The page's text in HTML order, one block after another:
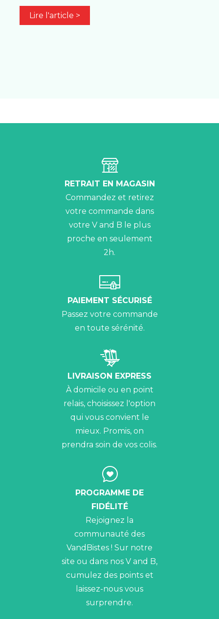
Lire l'article >
RETRAIT EN MAGASIN
Commandez et retirez
votre commande dans
votre V and B le plus
proche en seulement
2h.
PAIEMENT SÉCURISÉ
Passez votre commande
en toute sérénité.
LIVRAISON EXPRESS
À domicile ou en point
relais, choisissez l'option
qui vous convient le
mieux. Promis, on
prendra soin de vos colis.
PROGRAMME DE
FIDÉLITÉ
Rejoignez la
communauté des
VandBistes ! Sur notre
site ou dans nos V and B,
cumulez des points et
laissez-nous vous
surprendre.